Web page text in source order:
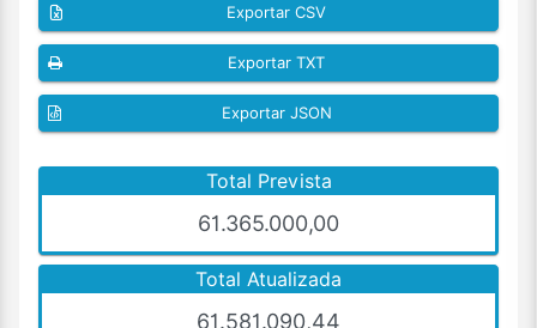
Exportar CSV
Exportar TXT
Exportar JSON
Total Prevista
61.365.000,00
Total Atualizada
61.581.090,44